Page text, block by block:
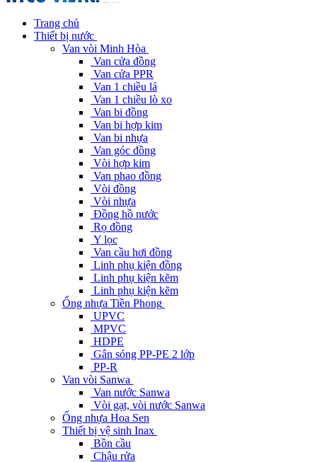
Trang chủ
Thiết bị nước
Van vòi Minh Hòa
Van cửa đồng
Van cửa PPR
Van 1 chiều lá
Van 1 chiều lò xo
Van bi đồng
Van bi hợp kim
Van bi nhựa
Van góc đồng
Vòi hợp kim
Van phao đồng
Vòi đồng
Vòi nhựa
Đồng hồ nước
Rọ đồng
Y lọc
Van cầu hơi đồng
Linh phụ kiện đồng
Linh phụ kiện kẽm
Linh phụ kiện kẽm
Ống nhựa Tiền Phong
UPVC
MPVC
HDPE
Gân sóng PP-PE 2 lớp
PP-R
Van vòi Sanwa
Van nước Sanwa
Vòi gạt, vòi nước Sanwa
Ống nhựa Hoa Sen
Thiết bị vệ sinh Inax
Bồn cầu
Chậu rửa